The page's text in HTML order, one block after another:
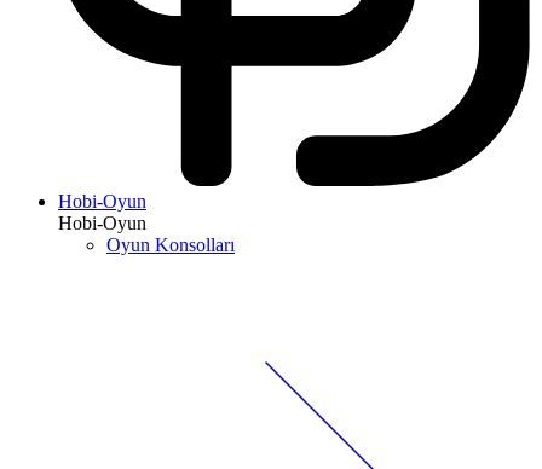
Hobi-Oyun
Hobi-Oyun
Oyun Konsolları